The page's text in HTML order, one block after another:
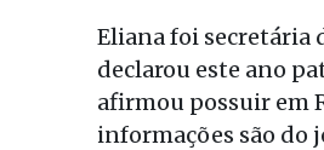
Eliana foi secretária
declarou este ano
afirmou possuir em
informações são do